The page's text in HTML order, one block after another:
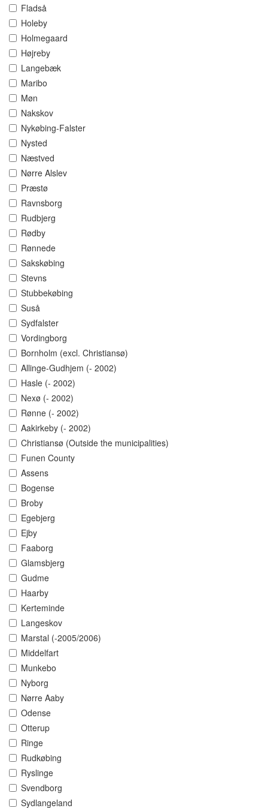
Fladså
Holeby
Holmegaard
Højreby
Langebæk
Maribo
Møn
Nakskov
Nykøbing-Falster
Nysted
Næstved
Nørre Alslev
Præstø
Ravnsborg
Rudbjerg
Rødby
Rønnede
Sakskøbing
Stevns
Stubbekøbing
Suså
Sydfalster
Vordingborg
Bornholm (excl. Christiansø)
Allinge-Gudhjem (- 2002)
Hasle (- 2002)
Nexø (- 2002)
Rønne (- 2002)
Aakirkeby (- 2002)
Christiansø (Outside the municipalities)
Funen County
Assens
Bogense
Broby
Egebjerg
Ejby
Faaborg
Glamsbjerg
Gudme
Haarby
Kerteminde
Langeskov
Marstal (-2005/2006)
Middelfart
Munkebo
Nyborg
Nørre Aaby
Odense
Otterup
Ringe
Rudkøbing
Ryslinge
Svendborg
Sydlangeland